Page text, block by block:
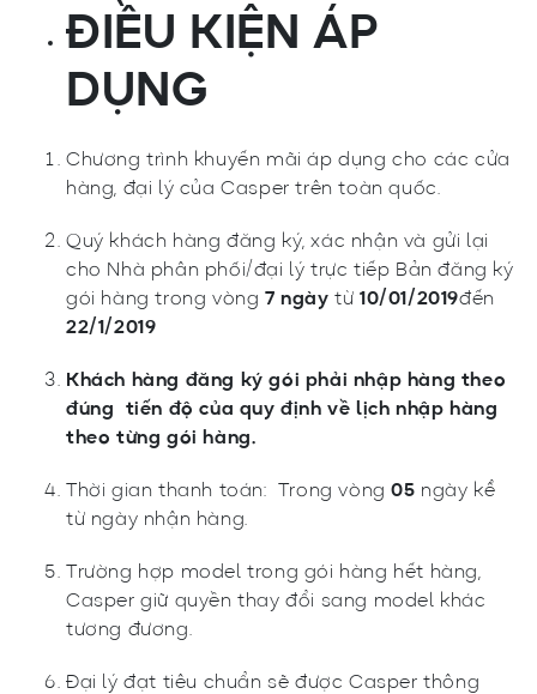
ĐIỀU KIỆN ÁP
DỤNG
Chương trình khuyến mãi áp dụng cho các cửa
hàng, đại lý của Casper trên toàn quốc.
Quý khách hàng đăng ký, xác nhận và gửi lại
cho Nhà phân phối/đại lý trực tiếp Bản đăng ký
gói hàng trong vòng7 ngày từ10/01/2019đến
22/1/2019
Khách hàng đăng ký gói phải nhập hàng theo
đúng tiến độ của quy định về lịch nhập hàng
theo từng gói hàng.
Thời gian thanh toán: Trong vòng05 ngày kể
từ ngày nhận hàng.
Trường hợp model trong gói hàng hết hàng,
Casper giữ quyền thay đổi sang model khác
tương đương.
Đại lý đạt tiêu chuẩn sẽ được Casper thông